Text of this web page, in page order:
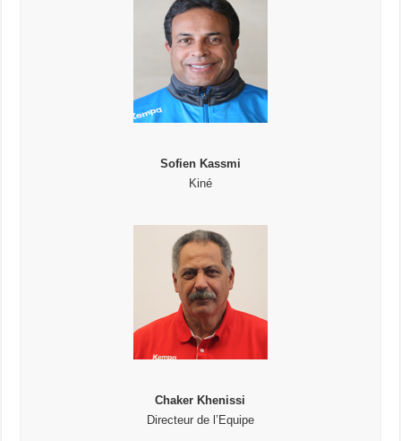
Sofien Kassmi
Kiné
Chaker Khenissi
Directeur de l’Equipe